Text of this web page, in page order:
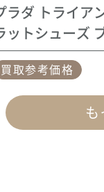
ラダ トライア
ットシューズ
買取参考価格
も